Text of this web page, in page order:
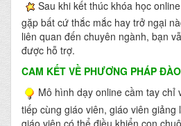
Sau khi kết thúc khóa học
gặp bất cứ thắc mắc hay trở ngại
liên quan đến chuyên ngành, bạn
được hỗ trợ.
CAM KẾT VỀ PHƯƠNG PHÁP
Mô hình dạy online cầm tay chỉ
tiếp cùng giáo viên, giáo viên
giáo viên có thể điều khiển con